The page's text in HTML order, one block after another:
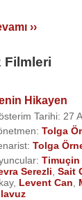
››
Filmleri
Hikayen
Tarihi: 27
Tolga
Tolga
Timuçin
Serezli Sait
, Levent Can